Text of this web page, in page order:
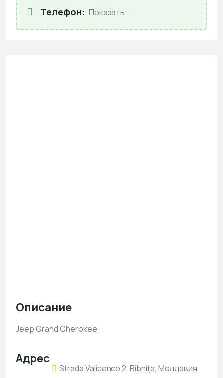
Телефон: Показать..
Описание
Jeep Grand Cherokee
Адрес
Strada Valicenco 2, Rîbniţa, Молдавия